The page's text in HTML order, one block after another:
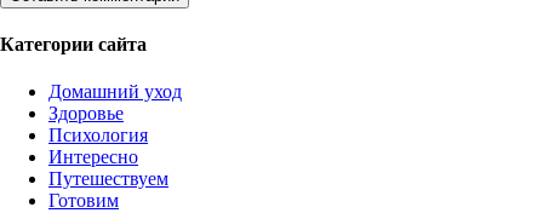
Категории сайта
Домашний уход
Здоровье
Психология
Интересно
Путешествуем
Готовим